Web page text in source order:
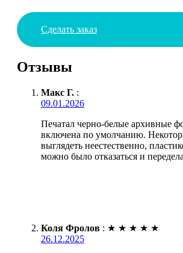
Сделать заказ
Отзывы
Макс Г. :
09.01.2026
Печатал черно-белые архивные
включена по умолчанию.
выглядеть неестественно,
можно было отказаться и
Коля Фролов : ★ ★ ★ ★ ★
26.12.2025